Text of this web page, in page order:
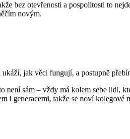
bez otevřenosti a pospolitosti to
novým.
jak věci fungují, a postupně
není sám – vždy má kolem sebe lidi,
i generacemi, takže se noví kolegové